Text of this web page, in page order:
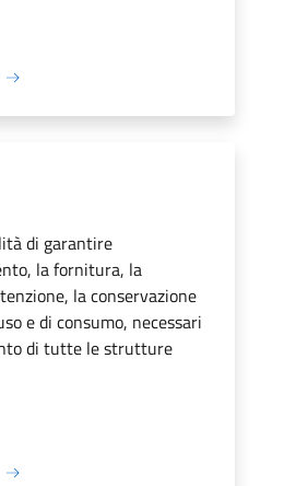
di garantire
la fornitura, la
la conservazione
e di consumo, necessari
di tutte le strutture